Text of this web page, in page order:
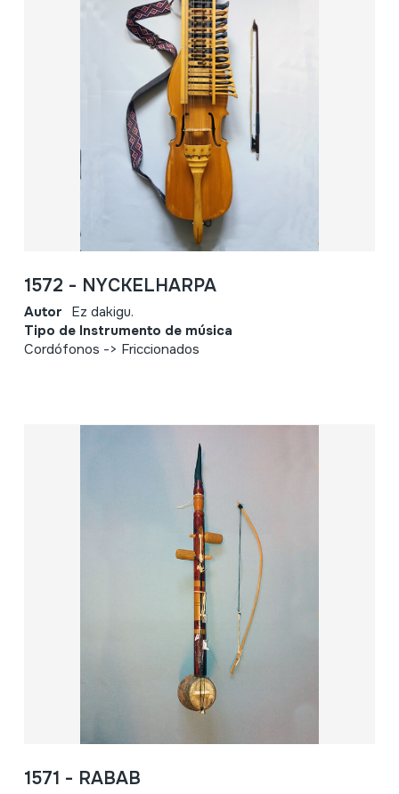
1572 - NYCKELHARPA
Autor Ez dakigu.
Tipo de Instrumento de música
Cordófonos -> Friccionados
1571 - RABAB